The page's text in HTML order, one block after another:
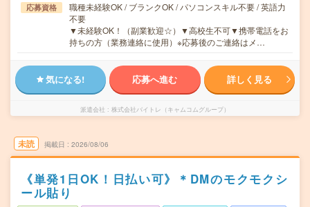
応募資格
職種未経験OK / ブランクOK / パソコンスキル不要 / 英語力
不要
▼未経験OK！（副業歓迎☆）▼高校生不可▼携帯電話をお
持ちの方（業務連絡に使用）※応募後のご連絡はメ…
気になる! 応募へ進む 詳しく見る
派遣会社 株式会社バイトレ（キャムコムグループ）
未読 掲載日 2026/08/06
《単発1日OK！日払い可》＊DMのモクモクシ
ール貼り